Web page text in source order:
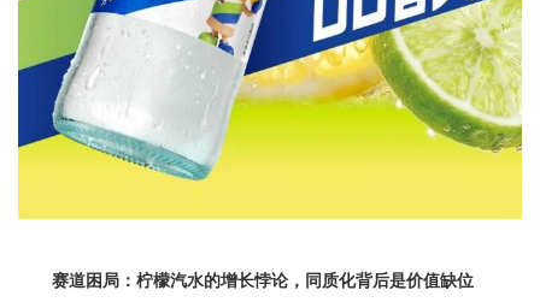
赛道困局：柠檬汽水的增长悖论，同质化背后是价值缺位